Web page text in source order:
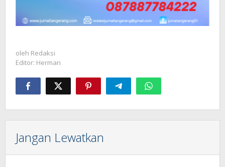
oleh Redaksi
Editor: Herman
Jangan Lewatkan